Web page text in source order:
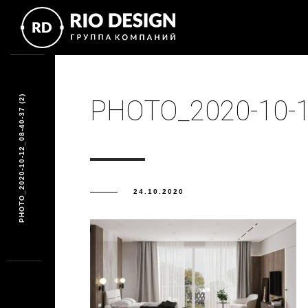
PHOTO_2020-
24.10.2020
PHOTO_2020-10-12_08-40-37 (2)